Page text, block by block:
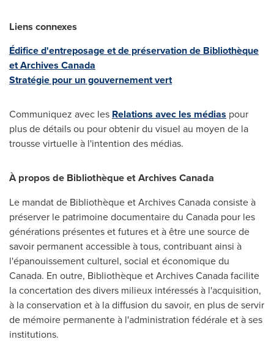
Liens connexes
Édifice d'entreposage et de préservation de Bibliothèque
et Archives Canada
Stratégie pour un gouvernement vert
Communiquez avec les Relations avec les médias pour
plus de détails ou pour obtenir du visuel au moyen de la
trousse virtuelle à l'intention des médias.
À propos de Bibliothèque et Archives Canada
Le mandat de Bibliothèque et Archives Canada consiste à
préserver le patrimoine documentaire du Canada pour les
générations présentes et futures et à être une source de
savoir permanent accessible à tous, contribuant ainsi à
l'épanouissement culturel, social et économique du
Canada. En outre, Bibliothèque et Archives Canada facilite
la concertation des divers milieux intéressés à l'acquisition,
à la conservation et à la diffusion du savoir, en plus de servir
de mémoire permanente à l'administration fédérale et à ses
institutions.